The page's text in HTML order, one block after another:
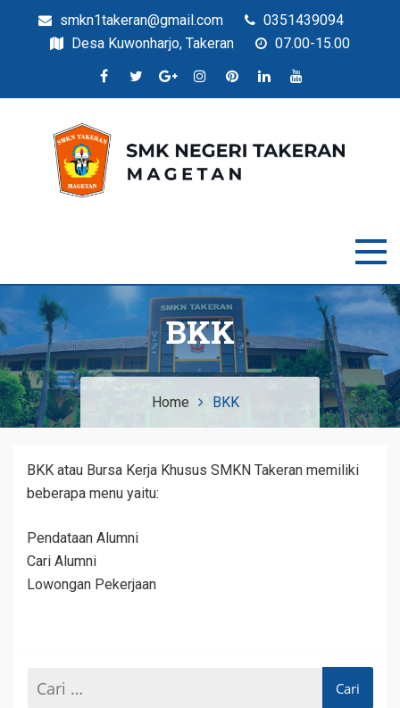
smkn1takeran@gmail.com
0351439094
Desa Kuwonharjo, Takeran
07.00-15.00
Situs Resmi SMKN Takeran
BKK
Home BKK
BKK atau Bursa Kerja Khusus SMKN Takeran memiliki
beberapa menu yaitu:
Pendataan Alumni
Cari Alumni
Lowongan Pekerjaan